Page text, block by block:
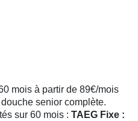
mois à partir de 89€/mois
senior complète.
sur 60 mois : TAEG Fixe :